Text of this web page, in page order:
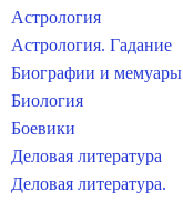
Астрология
Астрология. Гадание
Биографии и мемуары
Биология
Боевики
Деловая литература
Деловая литература.